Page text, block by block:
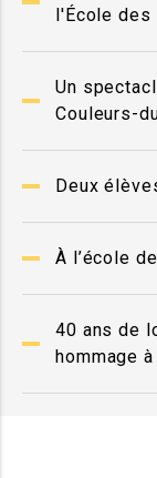
l'École des
Un
Couleurs-
Deux
À l’école
40 ans de
hommage